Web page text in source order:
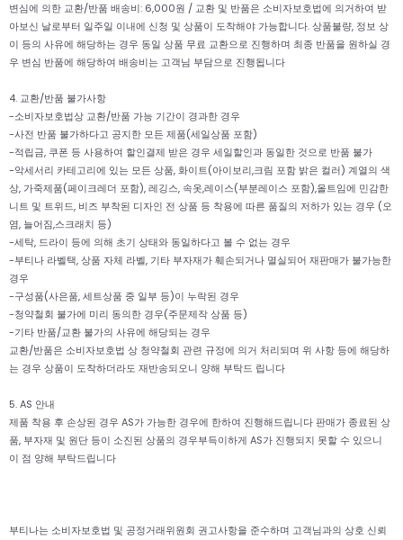
변심에 의한 교환/반품 배송비: 6,000원 / 교환 및 반품은 소비자보호법에 의거하여 받
아보신 날로부터 일주일 이내에 신청 및 상품이 도착해야 가능합니다. 상품불량, 정보 상
이 등의 사유에 해당하는 경우 동일 상품 무료 교환으로 진행하며 최종 반품을 원하실 경
우 변심 반품에 해당하여 배송비는 고객님 부담으로 진행됩니다
4. 교환/반품 불가사항
-소비자보호법상 교환/반품 가능 기간이 경과한 경우
-사전 반품 불가하다고 공지한 모든 제품(세일상품 포함)
-적립금, 쿠폰 등 사용하여 할인결제 받은 경우 세일할인과 동일한 것으로 반품 불가
-악세서리 카테고리에 있는 모든 상품, 화이트(아이보리,크림 포함 밝은 컬러) 계열의 색
상, 가죽제품(페이크레더 포함), 레깅스, 속옷,레이스(부분레이스 포함),올트임에 민감한
니트 및 트위드, 비즈 부착된 디자인 전 상품 등 착용에 따른 품질의 저하가 있는 경우 (오
염, 늘어짐,스크래치 등)
-세탁, 드라이 등에 의해 초기 상태와 동일하다고 볼 수 없는 경우
-부티나 라벨택, 상품 자체 라벨, 기타 부자재가 훼손되거나 멸실되어 재판매가 불가능한
경우
-구성품(사은품, 세트상품 중 일부 등)이 누락된 경우
-청약철회 불가에 미리 동의한 경우(주문제작 상품 등)
-기타 반품/교환 불가의 사유에 해당되는 경우
교환/반품은 소비자보호법 상 청약철회 관련 규정에 의거 처리되며 위 사항 등에 해당하
는 경우 상품이 도착하더라도 재반송되오니 양해 부탁드 립니다
5. AS 안내
제품 착용 후 손상된 경우 AS가 가능한 경우에 한하여 진행해드립니다 판매가 종료된 상
품, 부자재 및 원단 등이 소진된 상품의 경우부득이하게 AS가 진행되지 못할 수 있으니
이 점 양해 부탁드립니다
부티나는 소비자보호법 및 공정거래위원회 권고사항을 준수하며 고객님과의 상호 신뢰